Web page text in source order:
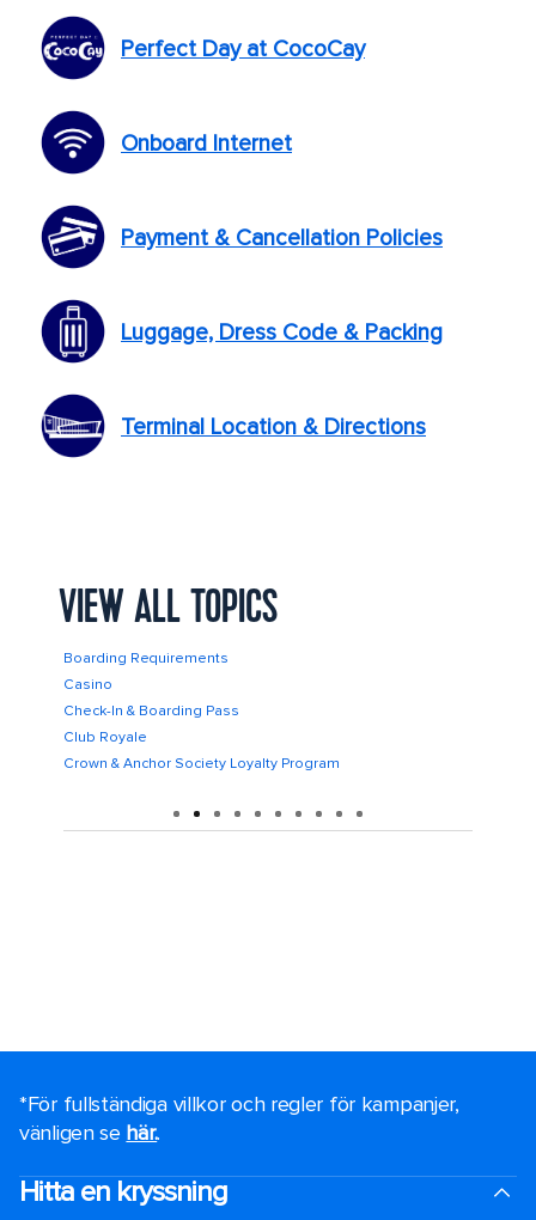
Perfect Day at CocoCay
Onboard Internet
Payment & Cancellation Policies
Luggage, Dress Code & Packing
Terminal Location & Directions
VIEW ALL TOPICS
Boarding Requirements
Casino
Check-In & Boarding Pass
Club Royale
Crown & Anchor Society Loyalty Program
*För fullständiga villkor och regler för kampanjer,
vänligen se här..
Hitta en kryssning